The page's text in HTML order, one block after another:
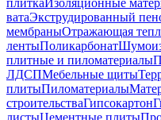
плиткаИзоляционные
ватаЭкструдированный
мембраныОтражающая
лентыПоликарбонат
плитные и пиломатериалы
ЛДСПМебельные щиты
плитыПиломатериалы
строительстваГипсокартон
листыЦементные плиты